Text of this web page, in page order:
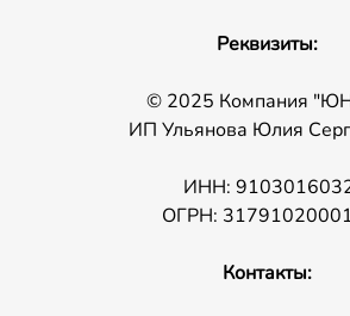
Реквизиты:
© 2025 Компания
ИП Ульянова Юлия
ИНН:
ОГРН:
Контакты: